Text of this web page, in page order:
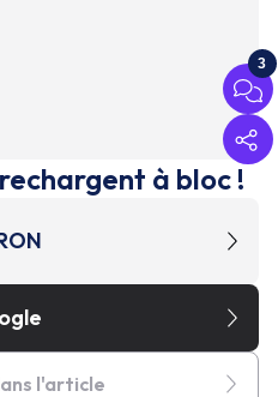
3
à bloc !
l'article